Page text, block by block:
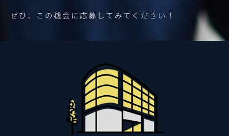
ぜひ、この機会に応募してみてください！